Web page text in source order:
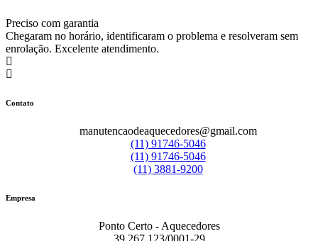
Preciso com garantia
Chegaram no horário, identificaram o problema e resolveram sem
enrolação. Excelente atendimento.
Contato
manutencaodeaquecedores@gmail.com
(11) 91746-5046
(11) 91746-5046
(11) 3881-9200
Empresa
Ponto Certo - Aquecedores